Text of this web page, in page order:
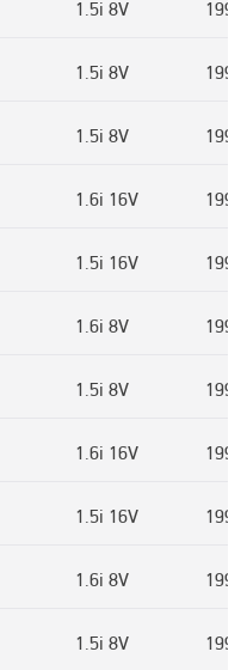
1.5i 8V
1.5i 8V
1.5i 8V
1.6i 16V
1.5i 16V
1.6i 8V
1.5i 8V
1.6i 16V
1.5i 16V
1.6i 8V
1.5i 8V